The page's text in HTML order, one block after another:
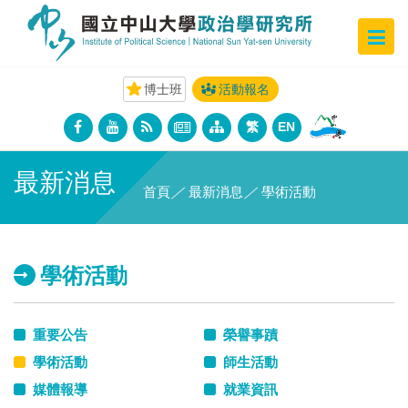
博士班 活動報名
繁 EN
最新消息 首頁 ／ 最新消息 ／ 學術活動
學術活動
重要公告
榮譽事蹟
學術活動
師生活動
媒體報導
就業資訊